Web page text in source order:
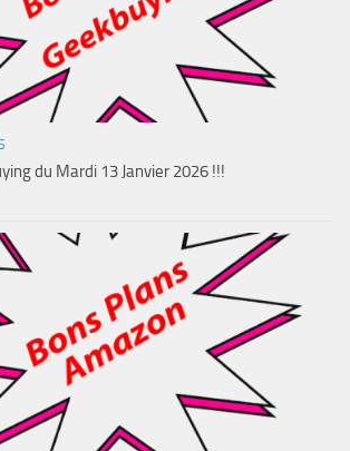
du Mardi 13 Janvier 2026 !!!